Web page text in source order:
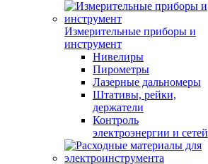
Измерительные приборы и
инструмент
Нивелиры
Пирометры
Лазерные дальномеры
Штативы, рейки,
держатели
Контроль
электроэнергии и сетей